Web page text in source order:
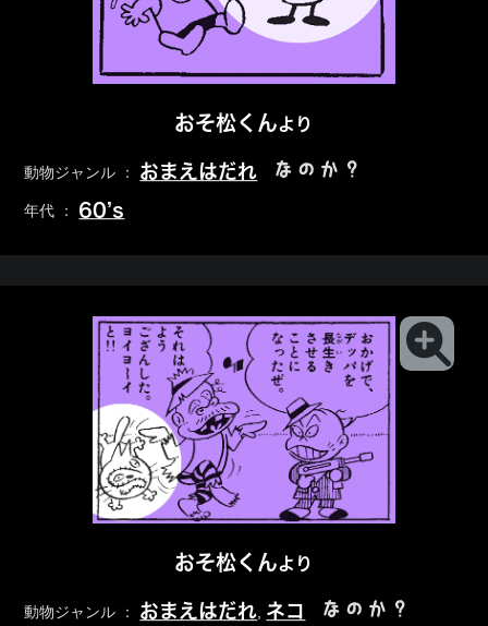
おそ松くんより
動物ジャンル ： おまえはだれ なのか？
年代 ： 60’s
おそ松くんより
動物ジャンル ： おまえはだれ ネコ なのか？